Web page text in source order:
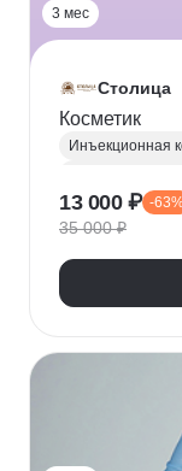
3 мес
Столица
Косметик
Инъекционная
Аппаратная
Дерматология
13 000 ₽ -
35 000 ₽